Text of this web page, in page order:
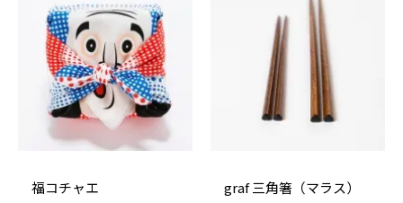
福コチャエ graf 三角箸（マラス）